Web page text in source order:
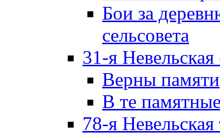
Бои за
сельсовета
31-я Невельская
Верны памяти
В те
78-я Невельская